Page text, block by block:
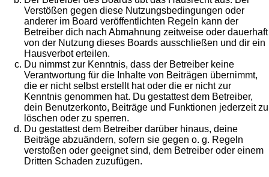
Verstößen gegen diese Nutzungsbedingungen oder
anderer im Board veröffentlichten Regeln kann der
Betreiber dich nach Abmahnung zeitweise oder dauerhaft
von der Nutzung dieses Boards ausschließen und dir ein
Hausverbot erteilen.
Du nimmst zur Kenntnis, dass der Betreiber keine
Verantwortung für die Inhalte von Beiträgen übernimmt,
die er nicht selbst erstellt hat oder die er nicht zur
Kenntnis genommen hat. Du gestattest dem Betreiber,
dein Benutzerkonto, Beiträge und Funktionen jederzeit zu
löschen oder zu sperren.
Du gestattest dem Betreiber darüber hinaus, deine
Beiträge abzuändern, sofern sie gegen o. g. Regeln
verstoßen oder geeignet sind, dem Betreiber oder einem
Dritten Schaden zuzufügen.